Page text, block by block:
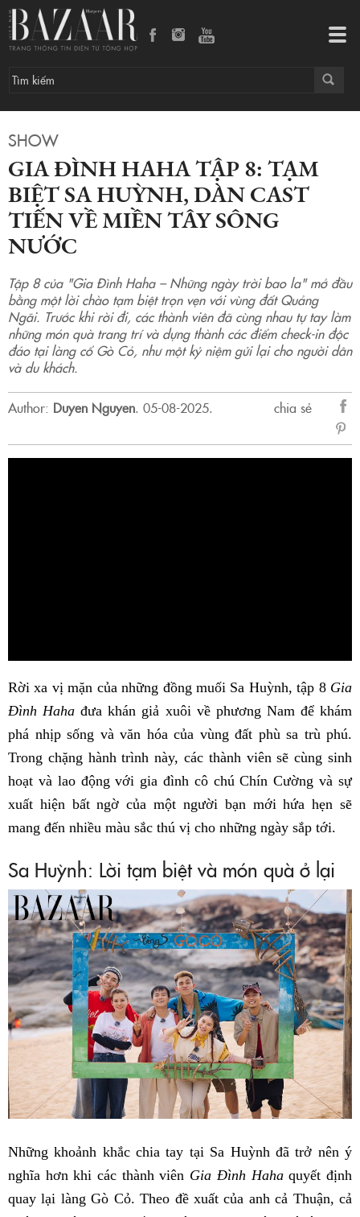
SHOW
GIA ĐÌNH HAHA TẬP 8: TẠM
BIỆT SA HUỲNH, DÀN CAST
TIẾN VỀ MIỀN TÂY SÔNG
NƯỚC
Tập 8 của "Gia Đình Haha – Những ngày trời bao la" mở đầu
bằng một lời chào tạm biệt trọn vẹn với vùng đất Quảng
Ngãi. Trước khi rời đi, các thành viên đã cùng nhau tự tay làm
những món quà trang trí và dựng thành các điểm check-in độc
đáo tại làng cổ Gò Cỏ, như một kỷ niệm gửi lại cho người dân
và du khách.
Author: Duyen Nguyen. 05-08-2025.
chia sẻ
sẻ
Rời xa vị mặn của những đồng muối Sa Huỳnh, tập 8Gia
Đình Haha đưa khán giả xuôi về phương Nam để khám
phá nhịp sống và văn hóa của vùng đất phù sa trù phú.
Trong chặng hành trình này, các thành viên sẽ cùng sinh
hoạt và lao động với gia đình cô chú Chín Cường và sự
xuất hiện bất ngờ của một người bạn mới hứa hẹn sẽ
mang đến nhiều màu sắc thú vị cho những ngày sắp tới.
Sa Huỳnh: Lời tạm biệt và món quà ở lại
Những khoảnh khắc chia tay tại Sa Huỳnh đã trở nên ý
nghĩa hơn khi các thành viên Gia Đình Hahaquyết định
quay lại làng Gò Cỏ. Theo đề xuất của anh cả Thuận, cả